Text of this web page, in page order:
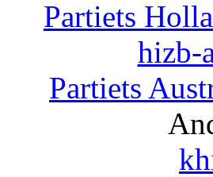
Partiets
hizb-
Partiets